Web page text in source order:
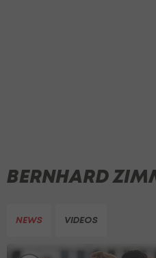
BERNHARD
NEWS VIDEOS